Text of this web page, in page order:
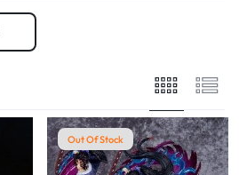
Out Of Stock